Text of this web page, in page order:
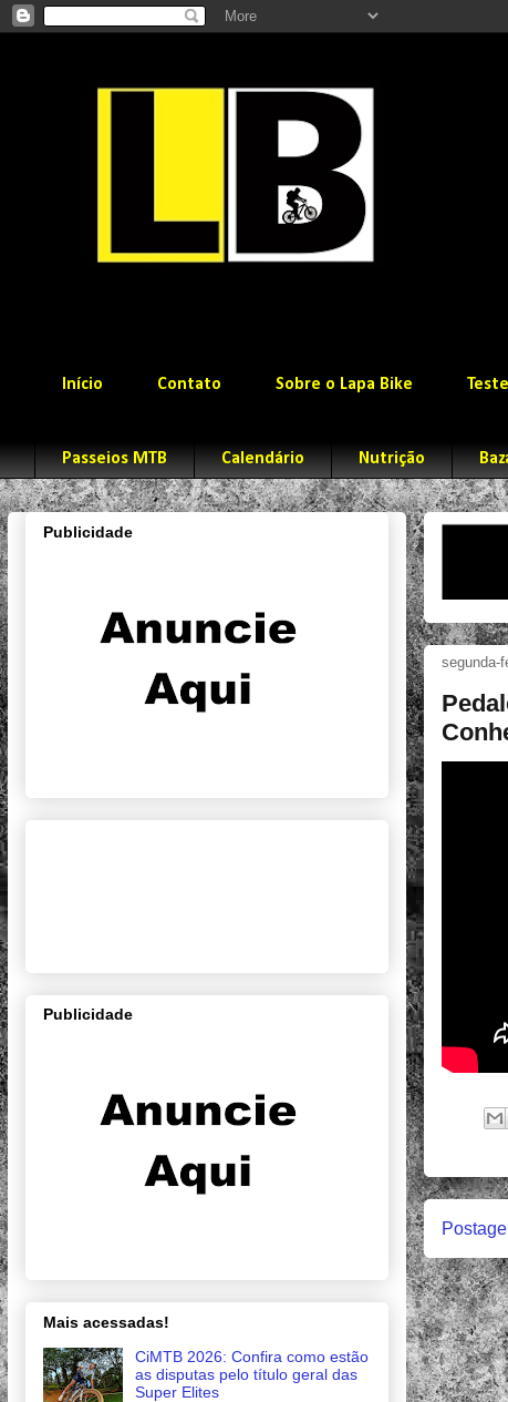
Início Contato Sobre o Lapa Bike
Passeios MTB Calendário Nutrição
segunda-
Publicidade
Publicidade
Mais acessadas!
CiMTB 2026: Confira como estão
as disputas pelo título geral das
Super Elites